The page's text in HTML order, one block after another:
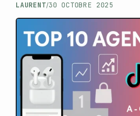
agences et solopreneurs en
LAURENT/30 OCTOBRE 2025